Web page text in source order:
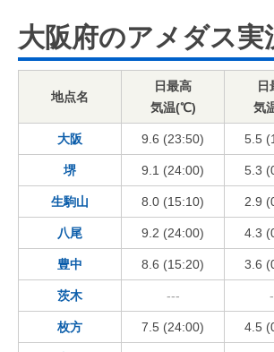
大阪府のアメダス実
地点名
日最高
気温(℃)
日
気
大阪 9.6 (23:50) 5.5
堺 9.1 (24:00) 5.3
生駒山 8.0 (15:10) 2.9
八尾 9.2 (24:00) 4.3
豊中 8.6 (15:20) 3.6
茨木 ---
枚方 7.5 (24:00) 4.5